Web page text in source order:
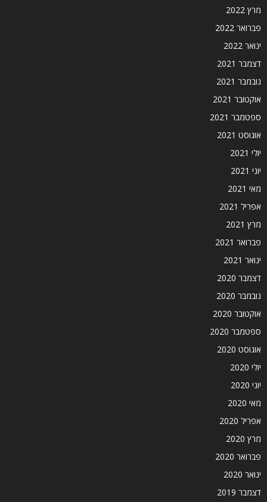
מרץ 2022
פברואר 2022
ינואר 2022
דצמבר 2021
נובמבר 2021
אוקטובר 2021
ספטמבר 2021
אוגוסט 2021
יולי 2021
יוני 2021
מאי 2021
אפריל 2021
מרץ 2021
פברואר 2021
ינואר 2021
דצמבר 2020
נובמבר 2020
אוקטובר 2020
ספטמבר 2020
אוגוסט 2020
יולי 2020
יוני 2020
מאי 2020
אפריל 2020
מרץ 2020
פברואר 2020
ינואר 2020
דצמבר 2019